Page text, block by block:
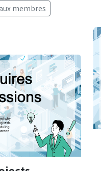
membres